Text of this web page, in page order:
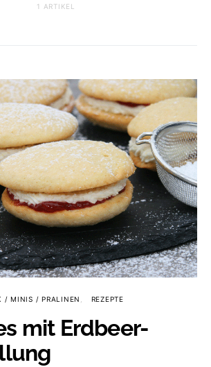
1 ARTIKEL
/ MINIS / PRALINEN REZEPTE
mit Erdbeer-